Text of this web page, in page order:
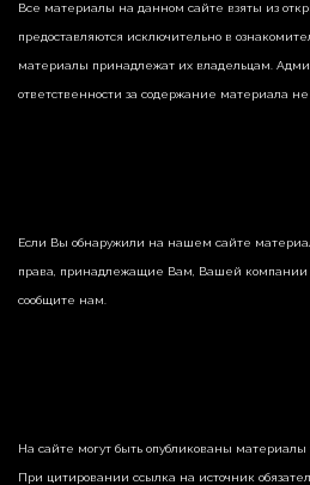
Все материалы на данном сайте взяты из
предоставляются исключительно в
материалы принадлежат их владельцам.
ответственности за содержание материала не
Если Вы обнаружили на нашем сайте
права, принадлежащие Вам, Вашей компании
сообщите нам.
На сайте могут быть опубликованы материалы
При цитировании ссылка на источник